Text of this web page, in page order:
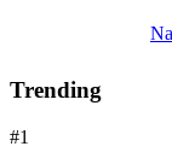
Trending
#1